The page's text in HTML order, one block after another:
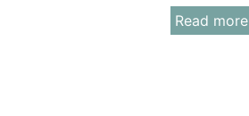
Read more